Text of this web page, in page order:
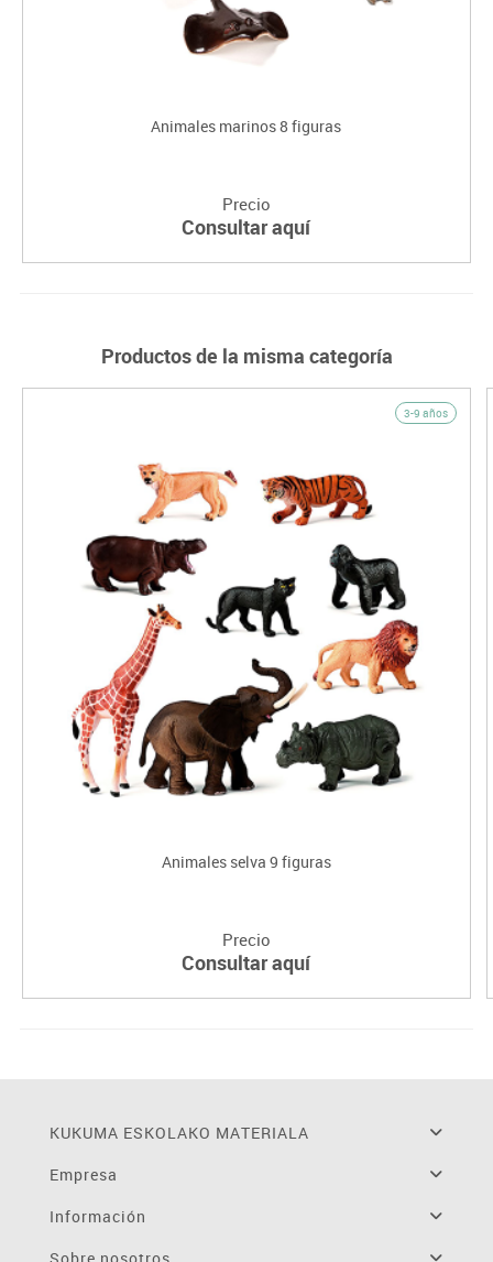
Animales marinos 8 figuras
Precio
Consultar aquí
Productos de la misma categoría
3-9 años
Animales selva 9 figuras
Precio
Consultar aquí
KUKUMA ESKOLAKO MATERIALA
Empresa
Información
Sobre nosotros